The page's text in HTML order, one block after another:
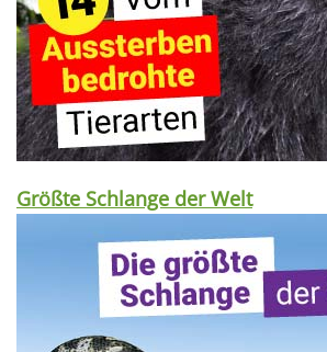
Größte Schlange der Welt